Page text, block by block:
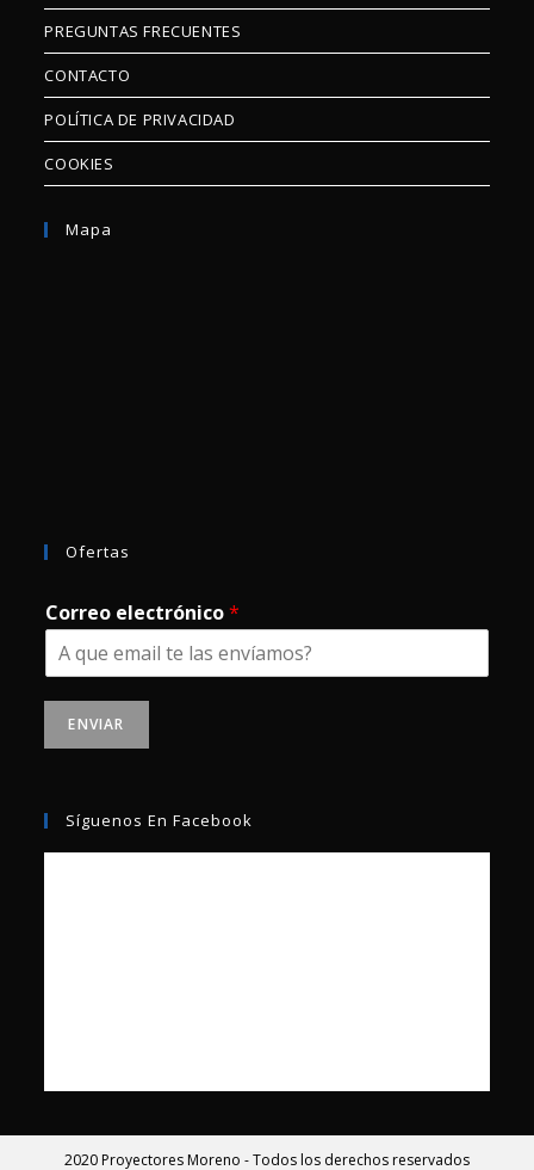
PREGUNTAS FRECUENTES
CONTACTO
POLÍTICA DE PRIVACIDAD
COOKIES
Mapa
Ofertas
Correo electrónico*
ENVIAR
Síguenos En Facebook
2020 Proyectores Moreno - Todos los derechos reservados